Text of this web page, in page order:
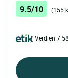
9.5/10 (155
Verdien